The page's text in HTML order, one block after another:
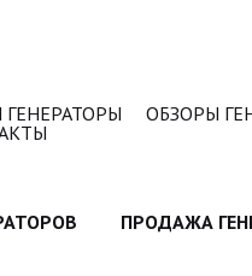
ОБЗОРЫ
ПРОДАЖА